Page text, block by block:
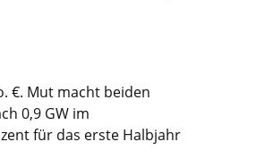
€. Mut macht beiden
0,9 GW im
für das erste Halbjahr